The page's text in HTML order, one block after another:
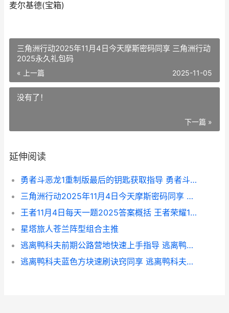
麦尔基德(宝箱)
三角洲行动2025年11月4日今天摩斯密码同享 三角洲行动
2025永久礼包码
« 上一篇 2025-11-05
没有了！
下一篇 »
延伸阅读
勇者斗恶龙1重制版最后的钥匙获取指导 勇者斗恶龙1重制版
三角洲行动2025年11月4日今天摩斯密码同享 三角洲行动2025永久礼包码
王者11月4日每天一题2025答案概括 王者荣耀11月3日更新公告
星塔旅人苍兰阵型组合主推
逃离鸭科夫前期公路营地快速上手指导 逃离鸭子攻略
逃离鸭科夫蓝色方块速刷诀窍同享 逃离鸭科夫蓝色卡